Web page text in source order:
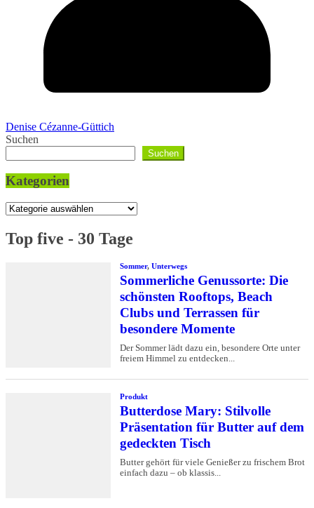
Denise Cézanne-Güttich
Suchen
Suchen
Kategorien
Kategorien
Top five - 30 Tage